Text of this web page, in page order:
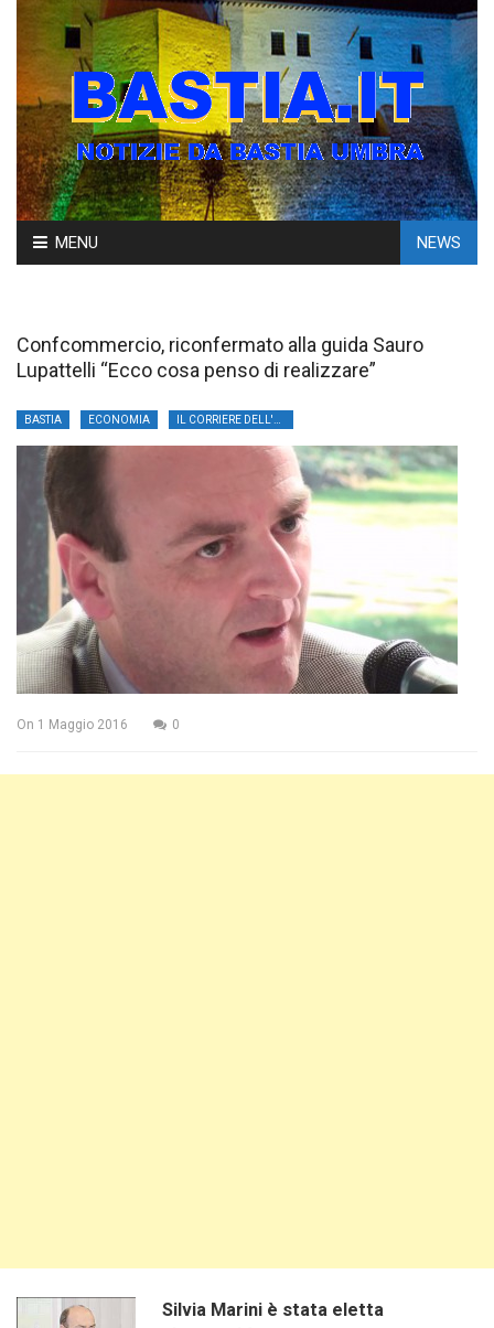
Skip
to
MENU NEWS
Confcommercio, riconfermato alla guida Sauro
Lupattelli “Ecco cosa penso di realizzare”
BASTIA ECONOMIA
On 1 Maggio 2016 0
Silvia Marini è stata eletta